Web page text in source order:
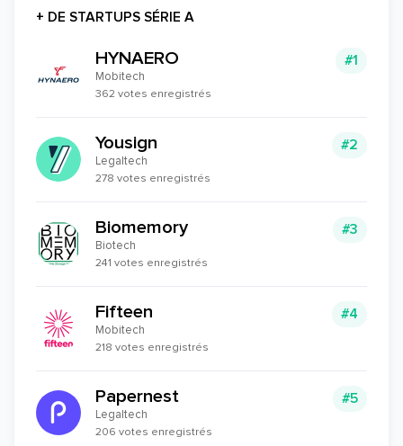
+ DE STARTUPS SÉRIE A
#1
HYNAERO
Mobitech
362 votes enregistrés
#2
Yousign
Legaltech
278 votes enregistrés
#3
Biomemory
Biotech
241 votes enregistrés
#4
Fifteen
Mobitech
218 votes enregistrés
#5
Papernest
Legaltech
206 votes enregistrés